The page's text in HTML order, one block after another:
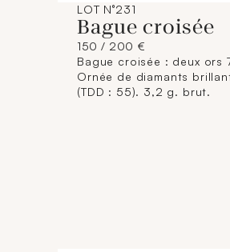
LOT N°231
Bague croisée
150 / 200 €
Bague croisée : deux ors
Ornée de diamants
(TDD : 55). 3,2 g. brut.